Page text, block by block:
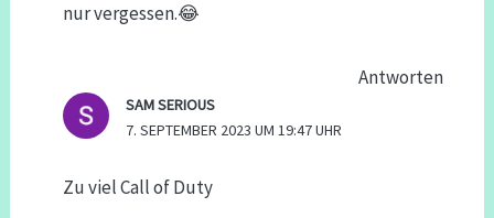
nur vergessen.😂
Antworten
SAM SERIOUS
7. SEPTEMBER 2023 UM 19:47 UHR
Zu viel Call of Duty